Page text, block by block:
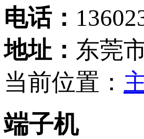
电话：
地址： 东莞
当前位置：
端子机